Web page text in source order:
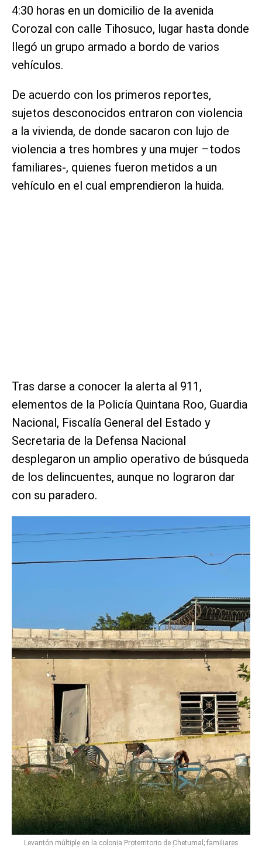
4:30 horas en un domicilio de la avenida
Corozal con calle Tihosuco, lugar hasta donde
llegó un grupo armado a bordo de varios
vehículos.
De acuerdo con los primeros reportes,
sujetos desconocidos entraron con violencia
a la vivienda, de donde sacaron con lujo de
violencia a tres hombres y una mujer –todos
familiares-, quienes fueron metidos a un
vehículo en el cual emprendieron la huida.
Tras darse a conocer la alerta al 911,
elementos de la Policía Quintana Roo, Guardia
Nacional, Fiscalía General del Estado y
Secretaria de la Defensa Nacional
desplegaron un amplio operativo de búsqueda
de los delincuentes, aunque no lograron dar
con su paradero.
Levantón múltiple en la colonia Proterritorio de Chetumal; familiares